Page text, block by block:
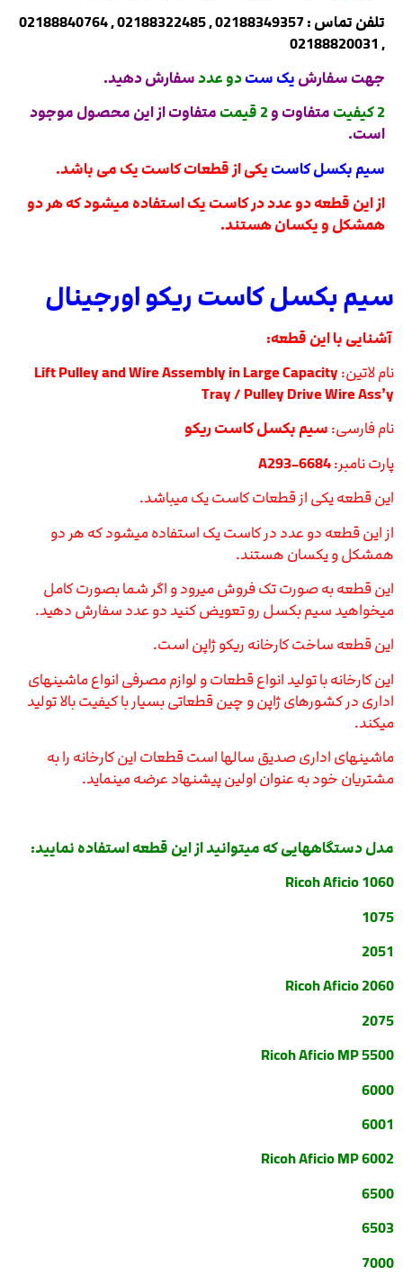
تلفن تماس : 02188349357 , 02188322485 , 02188840764
, 02188820031
جهت سفارش یک ستدو عددسفارش دهید.
2 کیفیت
متفاوت و 2 قیمت
متفاوت از این محصول موجود
است.
سیم بکسل کاست یکی از قطعات کاست یک می باشد.
از این قطعه دو عدد در کاست یک استفاده میشود که هر دو
همشکل و یکسان هستند.
سیم بکسل کاست ریکو اورجینال
آشنایی با این قطعه:
نام لاتین: Lift Pulley and Wire Assembly in Large Capacity
Tray / Pulley Drive Wire Ass’y
نام فارسی: سیم بکسل کاست ریکو
پارت نامبر:A293-6684
این قطعه یکی از قطعات کاست یک میباشد.
از این قطعه دو عدد در کاست یک استفاده میشود که هر دو
همشکل و یکسان هستند.
این قطعه به صورت تک فروش میرود و اگر شما بصورت کامل
میخواهید سیم بکسل رو تعویض کنید دو عدد سفارش دهید.
این قطعه ساخت کارخانه ریکو ژاپن است.
این کارخانه با تولید انواع قطعات و لوازم مصرفی انواع ماشینهای
اداری در کشورهای ژاپن و چین قطعاتی بسیار با کیفیت بالا تولید
میکند.
ماشینهای اداری صدیق سالها است قطعات این کارخانه را به
مشتریان خود به عنوان اولین پیشنهاد عرضه مینماید.
مدل دستگاههایی که میتوانید از این قطعه استفاده نمایید:
Ricoh Aficio 1060
1075
2051
Ricoh Aficio 2060
2075
Ricoh Aficio MP 5500
6000
6001
Ricoh Aficio MP 6002
6500
6503
7000